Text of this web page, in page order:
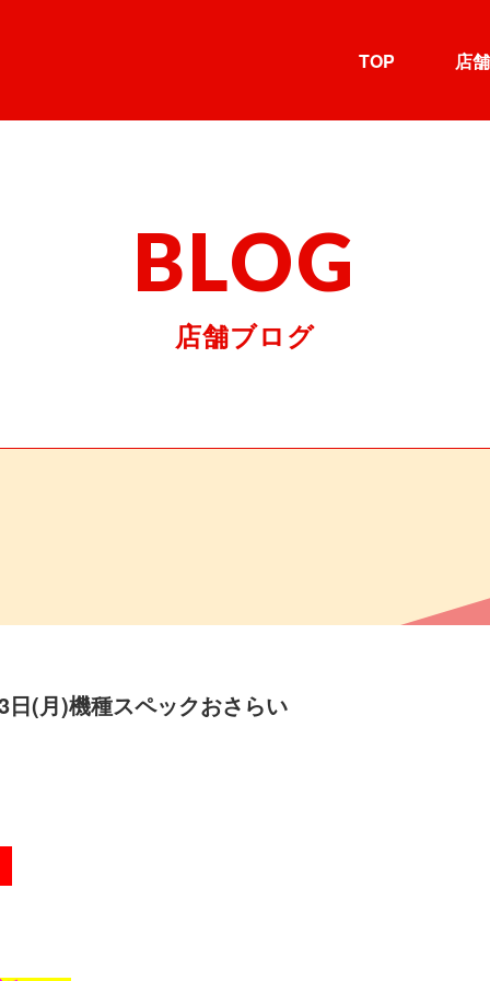
TOP 店
BLOG
店舗ブログ
(月)機種スペックおさらい